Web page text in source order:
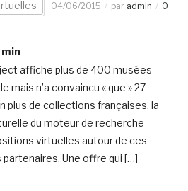
04/06/2015 par admin
0
min
affiche plus de 400 musées
mais n’a convaincu « que » 27
plus de collections françaises, la
du moteur de recherche
virtuelles autour de ces
Une offre qui […]